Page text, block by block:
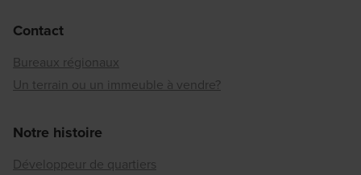
Contact
Bureaux régionaux
Un terrain ou un immeuble à vendre?
Notre histoire
Développeur de quartiers